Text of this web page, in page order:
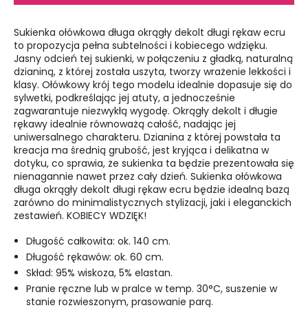
Sukienka ołówkowa długa okrągły dekolt długi rękaw ecru
to propozycja pełna subtelności i kobiecego wdzięku.
Jasny odcień tej sukienki, w połączeniu z gładką, naturalną
dzianiną, z której została uszyta, tworzy wrażenie lekkości i
klasy. Ołówkowy krój tego modelu idealnie dopasuje się do
sylwetki, podkreślając jej atuty, a jednocześnie
zagwarantuje niezwykłą wygodę. Okrągły dekolt i długie
rękawy idealnie równoważą całość, nadając jej
uniwersalnego charakteru. Dzianina z której powstała ta
kreacja ma średnią grubość, jest kryjąca i delikatna w
dotyku, co sprawia, że sukienka ta będzie prezentowała się
nienagannie nawet przez cały dzień. Sukienka ołówkowa
długa okrągły dekolt długi rękaw ecru będzie idealną bazą
zarówno do minimalistycznych stylizacji, jaki i eleganckich
zestawień. KOBIECY WDZIĘK!
Długość całkowita: ok. 140 cm.
Długość rękawów: ok. 60 cm.
Skład: 95% wiskoza, 5% elastan.
Pranie ręczne lub w pralce w temp. 30°C, suszenie w
stanie rozwieszonym, prasowanie parą.